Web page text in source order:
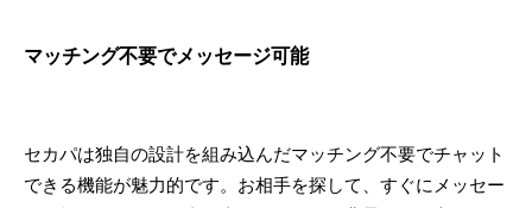
マッチング不要でメッセージ可能
セカパは独自の設計を組み込んだマッチング不要でチャット
できる機能が魅力的です。お相手を探して、すぐにメッセー